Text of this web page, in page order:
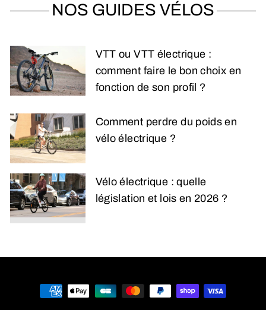
NOS GUIDES VÉLOS
VTT ou VTT électrique :
comment faire le bon choix en
fonction de son profil ?
Comment perdre du poids en
vélo électrique ?
Vélo électrique : quelle
législation et lois en 2026 ?